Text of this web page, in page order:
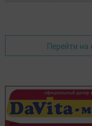
Перейти на